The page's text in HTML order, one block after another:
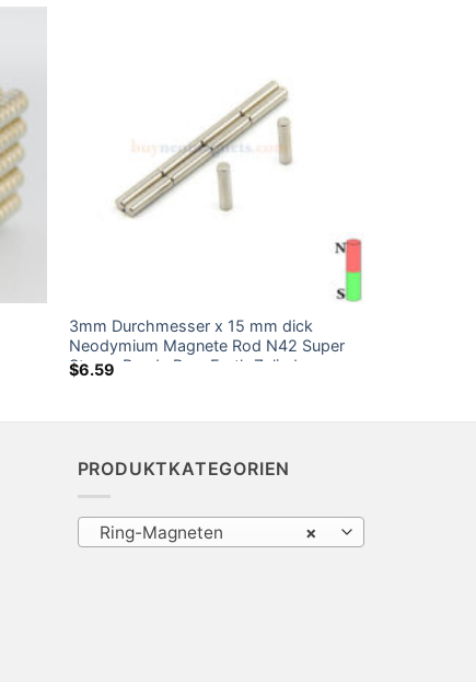
3mm Durchmesser x 15 mm dick
Neodymium Magnete Rod N42 Super
Strong Runde Rare Earth Zylinder
$6.59
PRODUKTKATEGORIEN
×
Ring-Magneten